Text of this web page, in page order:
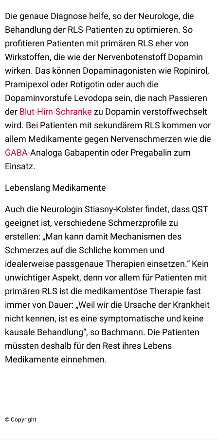
Die genaue Diagnose helfe, so der Neurologe, die
Behandlung der RLS-Patienten zu optimieren. So
profitieren Patienten mit primären RLS eher von
Wirkstoffen, die wie der Nervenbotenstoff Dopamin
wirken. Das können Dopaminagonisten wie Ropinirol,
Pramipexol oder Rotigotin oder auch die
Dopaminvorstufe Levodopa sein, die nach Passieren
der Blut-Hirn-Schranke zu Dopamin verstoffwechselt
wird. Bei Patienten mit sekundärem RLS kommen vor
allem Medikamente gegen Nervenschmerzen wie die
GABA-Analoga Gabapentin oder Pregabalin zum
Einsatz.
Lebenslang Medikamente
Auch die Neurologin Stiasny-Kolster findet, dass QST
geeignet ist, verschiedene Schmerzprofile zu
erstellen: „Man kann damit Mechanismen des
Schmerzes auf die Schliche kommen und
idealerweise passgenaue Therapien einsetzen.“ Kein
unwichtiger Aspekt, denn vor allem für Patienten mit
primären RLS ist die medikamentöse Therapie fast
immer von Dauer: „Weil wir die Ursache der Krankheit
nicht kennen, ist es eine symptomatische und keine
kausale Behandlung“, so Bachmann. Die Patienten
müssten deshalb für den Rest ihres Lebens
Medikamente einnehmen.
© Copyright